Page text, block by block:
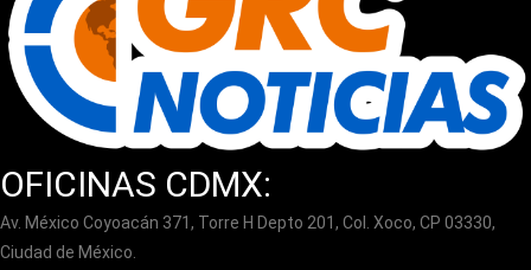
OFICINAS CDMX:
Av. México Coyoacán 371, Torre H Depto 201, Col. Xoco, CP 03330,
Ciudad de México.